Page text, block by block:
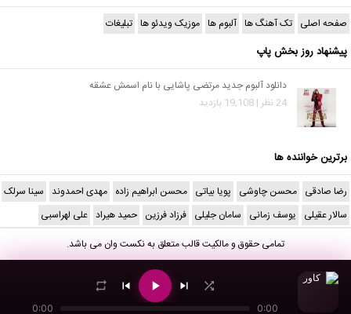
0:00
0:00
صفحه اصلی تک آهنگ ها آلبوم ها موزیک ویدئو ها تبلیغات
پیشنهاد روز بخش پاپ
دانلود آلبوم جدید مرتضی پاشایی با نام اسمش عشقه
24 نظر | 19,108 بازدید
برترین خواننده ها
رضا صادقی محسن چاوشی پویا بیاتی محسن ابراهیم زاده مهدی احمدوند سینا سرلک
سالار عقیلی یوسف زمانی سامان جلیلی فرزاد فرزین حمید هیراد علی لهراسبی
تمامی حقوق و مالکیت قالب متعلق بهنکست وانمی باشد.